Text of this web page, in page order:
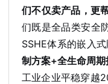
们不仅卖产品，更
们既是全品类安全
SSHE体系的嵌入
制方案+全生命周期
工业企业平稳穿越